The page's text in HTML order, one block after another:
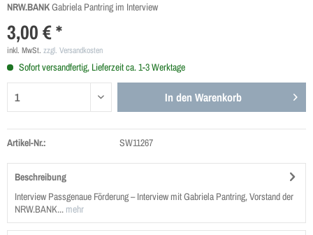
NRW.BANKGabriela Pantring im Interview
3,00 € *
inkl. MwSt. zzgl. Versandkosten
Sofort versandfertig, Lieferzeit ca. 1-3 Werktage
In den Warenkorb
Artikel-Nr.: SW11267
Beschreibung
Interview Passgenaue Förderung – Interview mit Gabriela Pantring, Vorstand der
NRW.BANK... mehr